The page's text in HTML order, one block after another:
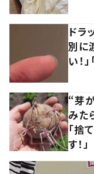
ドラ
別に
い！
“芽
みた
「捨
す！」